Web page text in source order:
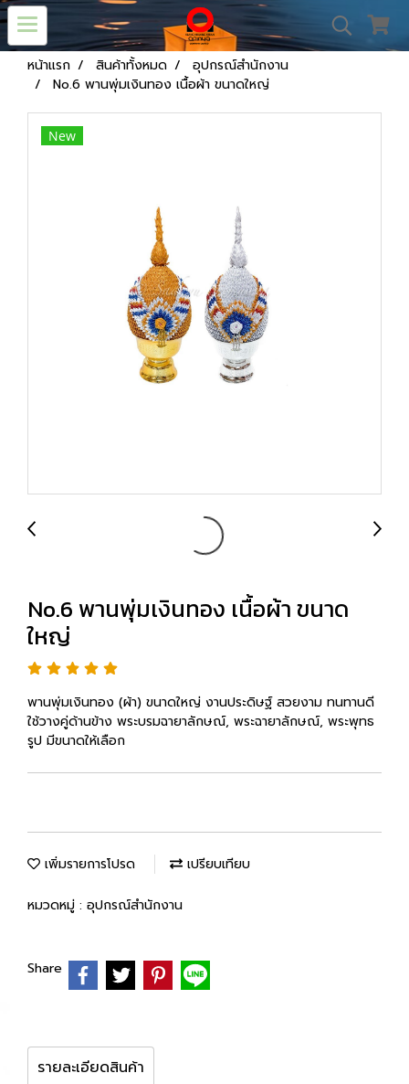
หน้าแรก สินค้าทั้งหมด
อุปกรณ์สำนักงาน
No.6 พานพุ่มเงินทอง เนื้อผ้า ขนาดใหญ่
New
No.6 พานพุ่มเงินทอง เนื้อผ้า ขนาด
ใหญ่
พานพุ่มเงินทอง (ผ้า) ขนาดใหญ่ งานประดิษฐ์ สวยงาม ทนทานดี
ใช้วางคู่ด้านข้าง พระบรมฉายาลักษณ์, พระฉายาลักษณ์, พระพุทธ
รูป มีขนาดให้เลือก
เพิ่มรายการโปรด เปรียบเทียบ
หมวดหมู่ : อุปกรณ์สำนักงาน
Share
รายละเอียดสินค้า